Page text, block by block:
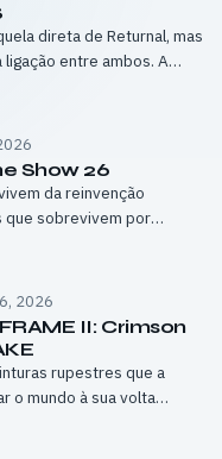
direta de Returnal, mas
entre ambos. A
tudo o que aprendeu com
Show 26
da reinvenção
que sobrevivem por
sólida. MLB The
2026
II: Crimson
rupestres que a
o mundo à sua volta
pode deformar,